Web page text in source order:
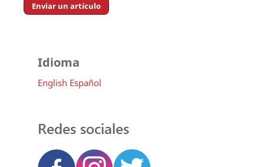
Enviar un artículo
Idioma
English Español